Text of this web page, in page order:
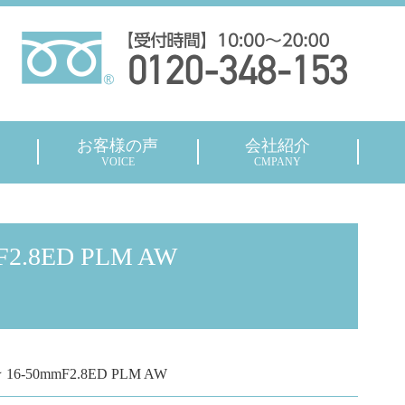
お客様の声
VOICE
会社紹介
CMPANY
PLM AW
50mmF2.8ED PLM AW